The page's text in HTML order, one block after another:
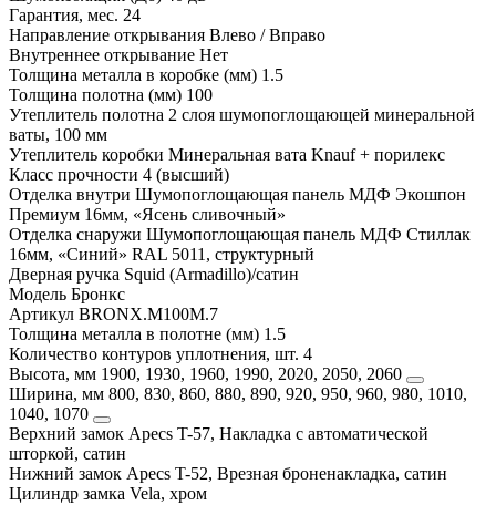
Гарантия, мес. 24
Направление открывания Влево / Вправо
Внутреннее открывание Нет
Толщина металла в коробке (мм) 1.5
Толщина полотна (мм) 100
Утеплитель полотна 2 слоя шумопоглощающей минеральной
ваты, 100 мм
Утеплитель коробки Минеральная вата Knauf + порилекс
Класс прочности 4 (высший)
Отделка внутри Шумопоглощающая панель МДФ Экошпон
Премиум 16мм, «Ясень сливочный»
Отделка снаружи Шумопоглощающая панель МДФ Стиллак
16мм, «Синий» RAL 5011, структурный
Дверная ручка Squid (Armadillo)/сатин
Модель Бронкс
Артикул BRONX.M100M.7
Толщина металла в полотне (мм) 1.5
Количество контуров уплотнения, шт. 4
Высота, мм 1900, 1930, 1960, 1990, 2020, 2050, 2060
Ширина, мм 800, 830, 860, 880, 890, 920, 950, 960, 980, 1010,
1040, 1070
Верхний замок Apecs T-57, Накладка с автоматической
шторкой, сатин
Нижний замок Apecs T-52, Врезная броненакладка, сатин
Цилиндр замка Vela, хром